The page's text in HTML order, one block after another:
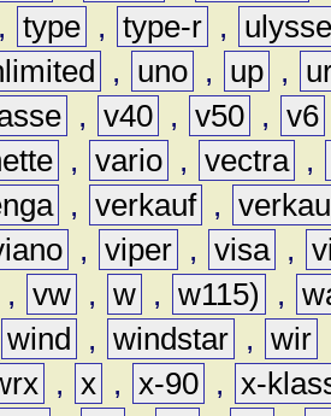
, type , type-r ,
, uno , up ,
, v40 , v50 , v6
, vario , vectra ,
, verkauf ,
, viper , visa ,
, vw , w , w115) ,
wind , windstar , wir
, x , x-90 , x-